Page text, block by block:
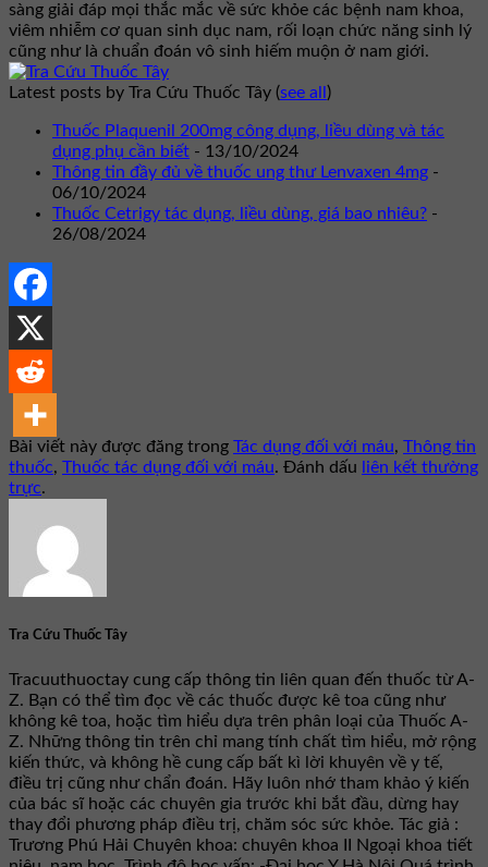
sàng giải đáp mọi thắc mắc về sức khỏe các bệnh nam khoa,
viêm nhiễm cơ quan sinh dục nam, rối loạn chức năng sinh lý
cũng như là chuẩn đoán vô sinh hiếm muộn ở nam giới.
Latest posts by Tra Cứu Thuốc Tây (see all )
Thuốc Plaquenil 200mg công dụng, liều dùng và tác
dụng phụ cần biết - 13/10/2024
Thông tin đầy đủ về thuốc ung thư Lenvaxen 4mg -
06/10/2024
Thuốc Cetrigy tác dụng, liều dùng, giá bao nhiêu? -
26/08/2024
Bài viết này được đăng trong Tác dụng đối với máu, Thông tin
thuốc, Thuốc tác dụng đối với máu. Đánh dấu
liên kết thường
trực.
Tra Cứu Thuốc Tây
Tracuuthuoctay cung cấp thông tin liên quan đến thuốc từ A-
Z. Bạn có thể tìm đọc về các thuốc được kê toa cũng như
không kê toa, hoặc tìm hiểu dựa trên phân loại của Thuốc A-
Z. Những thông tin trên chỉ mang tính chất tìm hiểu, mở rộng
kiến thức, và không hề cung cấp bất kì lời khuyên về y tế,
điều trị cũng như chẩn đoán. Hãy luôn nhớ tham khảo ý kiến
của bác sĩ hoặc các chuyên gia trước khi bắt đầu, dừng hay
thay đổi phương pháp điều trị, chăm sóc sức khỏe. Tác giả :
Trương Phú Hải Chuyên khoa: chuyên khoa II Ngoại khoa tiết